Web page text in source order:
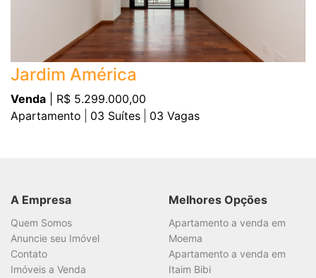
Jardim América
Venda | R$ 5.299.000,00
Apartamento
03 Suítes 03 Vagas
A Empresa
Quem Somos
Anuncie seu Imóvel
Contato
Imóveis a Venda
Melhores Opções
Apartamento a venda em
Moema
Apartamento a venda em
Itaim Bibi